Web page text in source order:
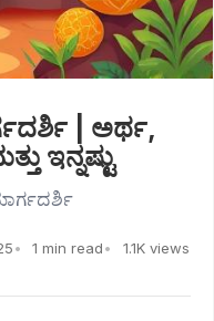
| ಅರ್ಥ,
ಇನ್ನಷ್ಟು
1 min read 1.1K views